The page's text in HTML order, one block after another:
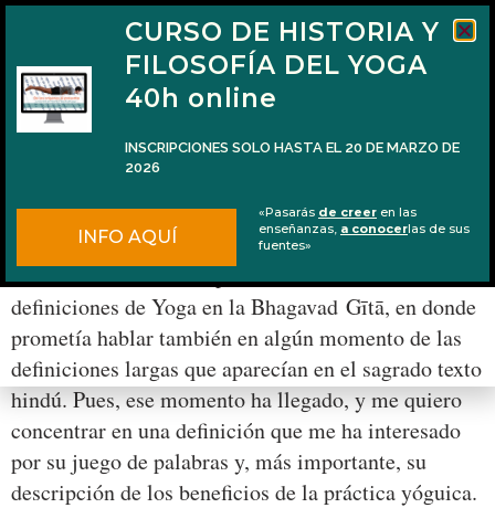
1 definición larga de Yoga en la Bhagavad
Hace un año escribí el post titulado 3 breves
definiciones de Yoga en la Bhagavad Gītā, en donde
prometía hablar también en algún momento de las
definiciones largas que aparecían en el sagrado texto
hindú. Pues, ese momento ha llegado, y me quiero
concentrar en una definición que me ha interesado
por su juego de palabras y, más importante, su
descripción de los beneficios de la práctica yóguica.
CURSO DE HISTORIA Y
FILOSOFÍA DEL YOGA
40h online
INSCRIPCIONES SOLO HASTA EL 20 DE MARZO DE
2026
INFO AQUÍ
«Pasarás de creer en las
enseñanzas, a conocerlas de sus
fuentes»